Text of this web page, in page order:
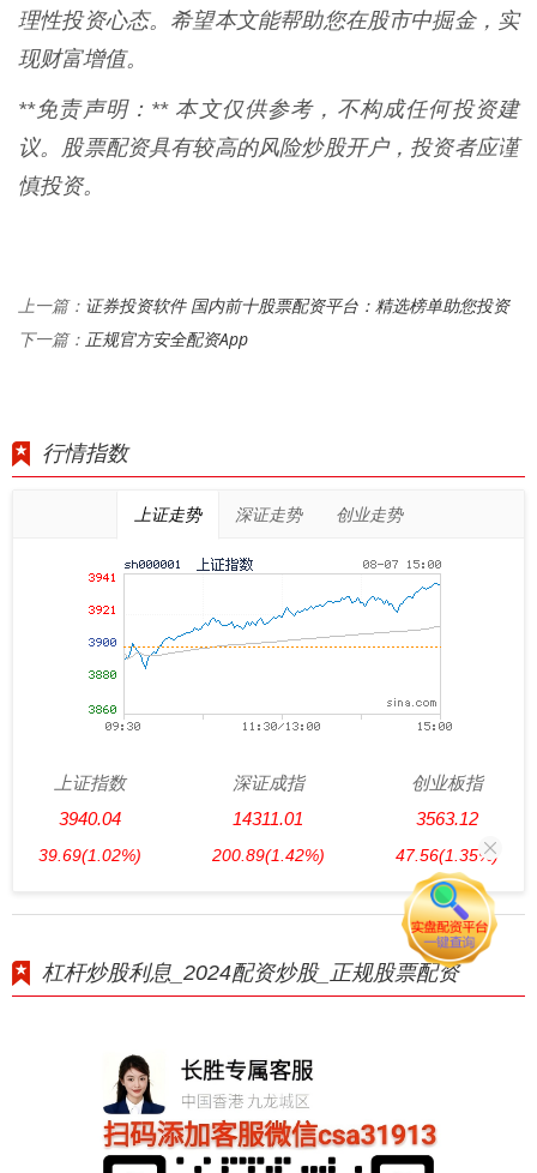
理性投资心态。希望本文能帮助您在股市中掘金，实
现财富增值。
**免责声明：** 本文仅供参考，不构成任何投资建
议。股票配资具有较高的风险炒股开户，投资者应谨
慎投资。
上一篇： 证券投资软件 国内前十股票配资平台：精选榜单助您投资
下一篇： 正规官方安全配资App
行情指数
上证走势 深证走势 创业走势
上证指数
3940.04
39.69(1.02%)
深证成指
14311.01
200.89(1.42%)
创业板指
3563.12
47.56(1.35%)
杠杆炒股利息_2024配资炒股_正规股票配资